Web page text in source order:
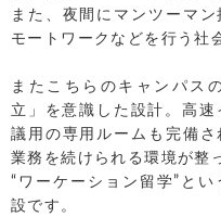
また、夜間にマンツーマ
モートワークなどを行う社
またこちらのキャンパス
立」を意識した設計。高
議用の専用ルームも完備
業務を続けられる環境が整
“ワーケーション留学”と
設です。